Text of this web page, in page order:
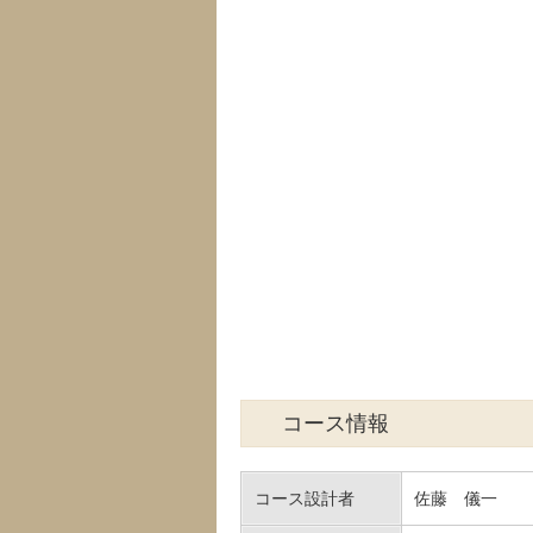
コース情報
コース設計者 佐藤 儀一